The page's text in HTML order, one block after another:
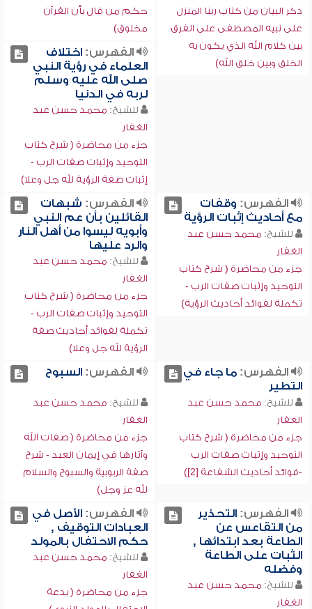
ذكر البيان من كتاب ربنا المنزل
على نبيه المصطفى على الفرق
بين كلام الله الذي يكون به
الخلق وبين خلق الله)
حكم من قال بأن القرآن
مخلوق)
الفهرس:اختلاف
العلماء في رؤية النبي
صلى الله عليه وسلم
لربه في الدنيا
للشيخ: محمد حسن عبد
الغفار
جزء من محاضرة ( شرح كتاب
التوحيد وإثبات صفات الرب -
إثبات صفة الرؤية لله جل وعلا)
الفهرس: وقفات
مع أحاديث إثبات الرؤية
للشيخ: محمد حسن عبد
الغفار
جزء من محاضرة ( شرح كتاب
التوحيد وإثبات صفات الرب -
تكملة لفوائد أحاديث الرؤية)
الفهرس: شبهات
القائلين بأن عم النبي
وأبويه ليسوا من أهل النار
والرد عليها
للشيخ: محمد حسن عبد
الغفار
جزء من محاضرة ( شرح كتاب
التوحيد وإثبات صفات الرب -
تكملة لفوائد أحاديث صفة
الرؤية لله جل وعلا)
الفهرس:ما جاء في
التطير
للشيخ: محمد حسن عبد
الغفار
جزء من محاضرة ( شرح كتاب
التوحيد وإثبات صفات الرب
-فوائد أحاديث الشفاعة [2])
الفهرس:السبوح
للشيخ: محمد حسن عبد
الغفار
جزء من محاضرة ( صفات الله
وآثارها في إيمان العبد - شرح
صفة الربوبية والسبوح والسلام
لله عز وجل)
الفهرس:التحذير
من التقاعس عن
الطاعة بعد ابتدائها ,
الثبات على الطاعة
وفضله
للشيخ: محمد حسن عبد
الغفار
الفهرس:الأصل في
العبادات التوقيف ,
حكم الاحتفال بالمولد
للشيخ: محمد حسن عبد
الغفار
جزء من محاضرة ( بدعة